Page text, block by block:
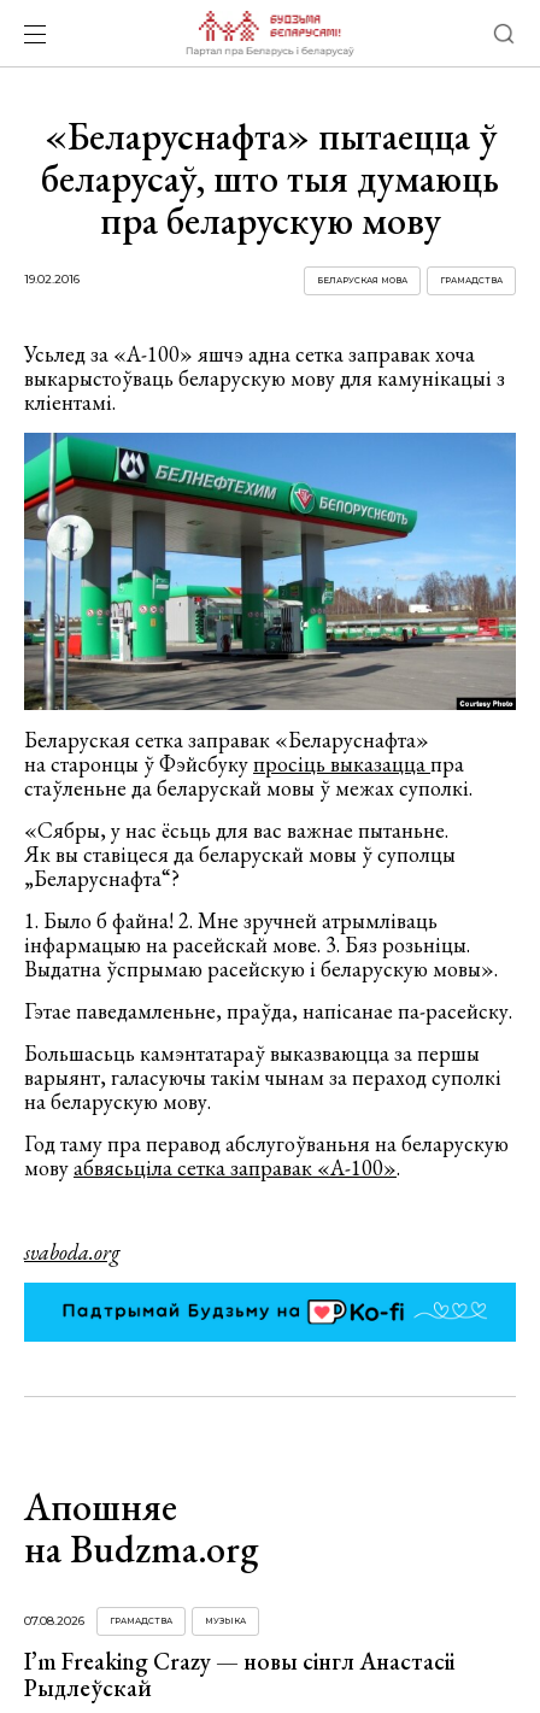
«Беларуснафта» пытаецца ў
беларусаў, што тыя думаюць
пра беларускую мову
19.02.2016 ГРАМАДСТВА
БЕЛАРУСКАЯ МОВА
Усьлед за «А-100» яшчэ адна сетка заправак хоча
выкарыстоўваць беларускую мову для камунікацыі з
кліентамі.
Беларуская сетка заправак «Беларуснафта»
на старонцы ў Фэйсбукупросіць выказаццапра
стаўленьне да беларускай мовы ў межах суполкі.
«Сябры, у нас ёсьць для вас важнае пытаньне.
Як вы ставіцеся да беларускай мовы ў суполцы
„Беларуснафта“?
1. Было б файна! 2. Мне зручней атрымліваць
інфармацыю на расейскай мове. 3. Бяз розьніцы.
Выдатна ўспрымаю расейскую і беларускую мовы».
Гэтае паведамленьне, праўда, напісанае па-расейску.
Большасьць камэнтатараў выказваюцца за першы
варыянт, галасуючы такім чынам за пераход суполкі
на беларускую мову.
Год таму пра перавод абслугоўваньня на беларускую
мовуабвясьціла сетка заправак «А-100».
svaboda.org
Апошняе
на Budzma.org
07.08.2026 ГРАМАДСТВА МУЗЫКА
I’m Freaking Crazy — новы сінгл Анастасіі
Рыдлеўскай